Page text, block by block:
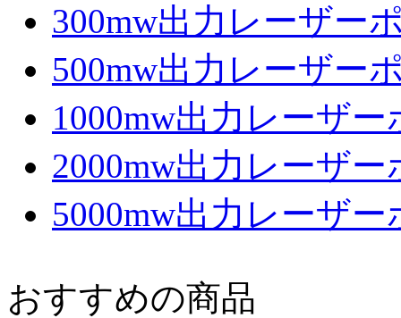
300mw出力レーザー
500mw出力レーザー
1000mw出力レーザ
2000mw出力レーザ
5000mw出力レーザ
おすすめの商品